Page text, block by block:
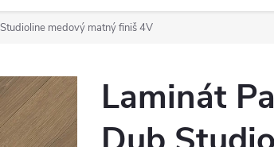
medový matný finiš 4V
Laminát